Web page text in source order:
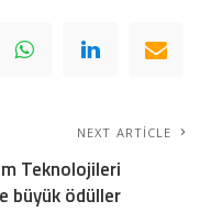
NEXT ARTICLE
Teknolojileri
büyük ödüller